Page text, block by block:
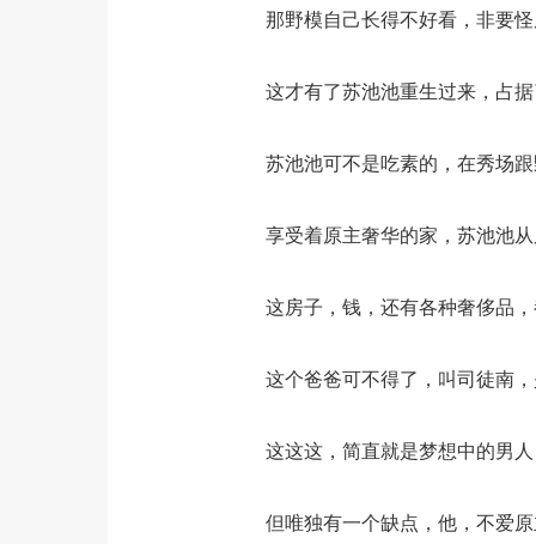
那野模自己长得不好看，非要怪
这才有了苏池池重生过来，占据
苏池池可不是吃素的，在秀场跟
享受着原主奢华的家，苏池池从
这房子，钱，还有各种奢侈品，
这个爸爸可不得了，叫司徒南，
这这这，简直就是梦想中的男人
但唯独有一个缺点，他，不爱原